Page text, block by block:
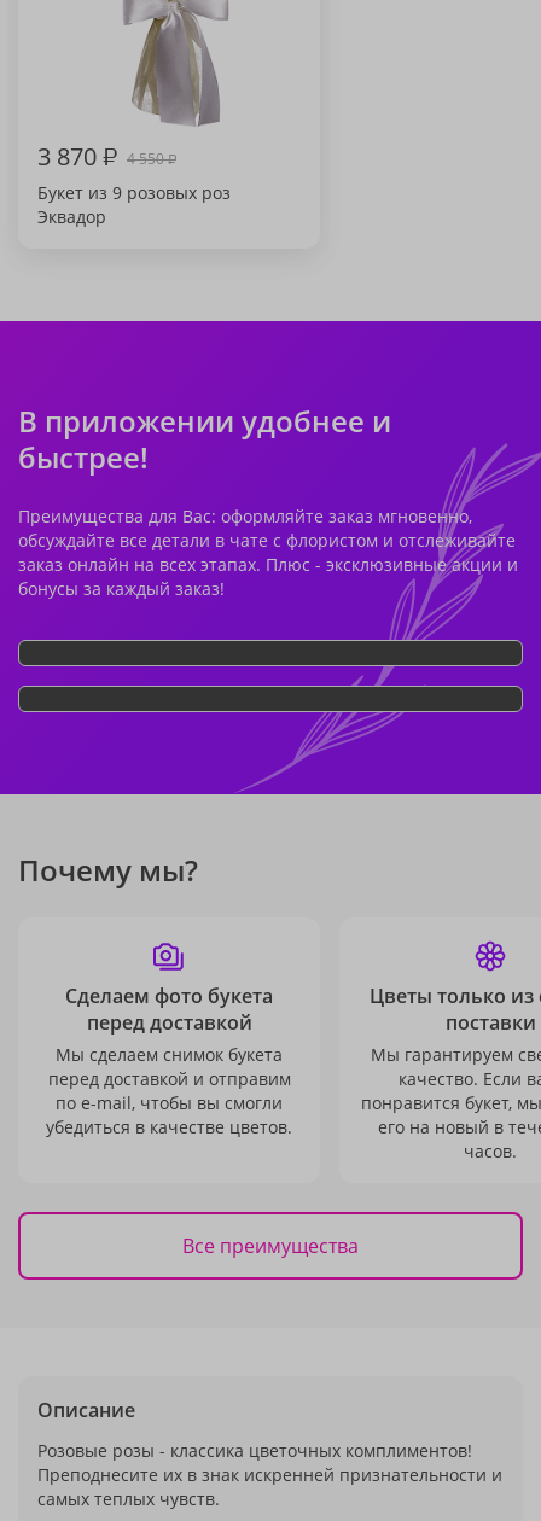
3 870₽ 4 550₽
Букет из 9 розовых роз
Эквадор
В приложении удобнее и
быстрее!
Преимущества для Вас: оформляйте заказ мгновенно,
обсуждайте все детали в чате с флористом и отслеживайте
заказ онлайн на всех этапах. Плюс - эксклюзивные акции и
бонусы за каждый заказ!
Почему мы?
Сделаем фото букета
перед доставкой
Мы сделаем снимок букета
перед доставкой и отправим
по e-mail, чтобы вы смогли
убедиться в качестве цветов.
Цветы только из
поставки
Мы гарантируем
качество. Если
понравится букет,
его на новый в
часов.
Все преимущества
Описание
Розовые розы - классика цветочных комплиментов!
Преподнесите их в знак искренней признательности и
самых теплых чувств.